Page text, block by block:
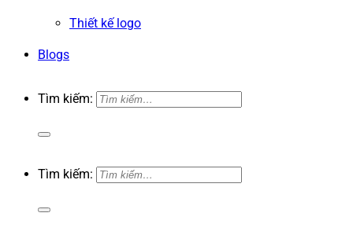
Thiết kế logo
Blogs
Tìm kiếm:
Tìm kiếm: